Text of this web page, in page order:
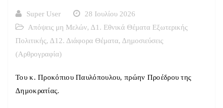
Super User
28 Ιουλίου 2026
Απόψεις μη Μελών, Δ1. Εθνικά Θέματα Εξωτερικής
Πολιτικής, Δ12. Διάφορα Θέματα, Δημοσιεύσεις
(Αρθρογραφία)
Του κ. Προκόπιου Παυλόπουλου, πρώην Προέδρου της
Δημοκρατίας.